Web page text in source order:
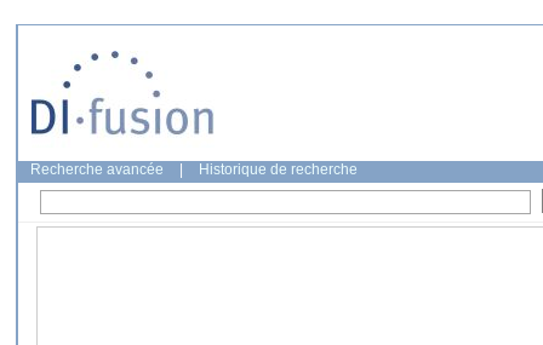
Recherche avancée Historique de recherche